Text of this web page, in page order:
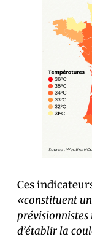
Ces
«constituent
prévisionnistes
d’établir la